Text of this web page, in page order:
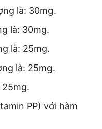
là: 30mg.
là: 30mg.
là: 25mg.
là: 25mg.
PP) với hàm